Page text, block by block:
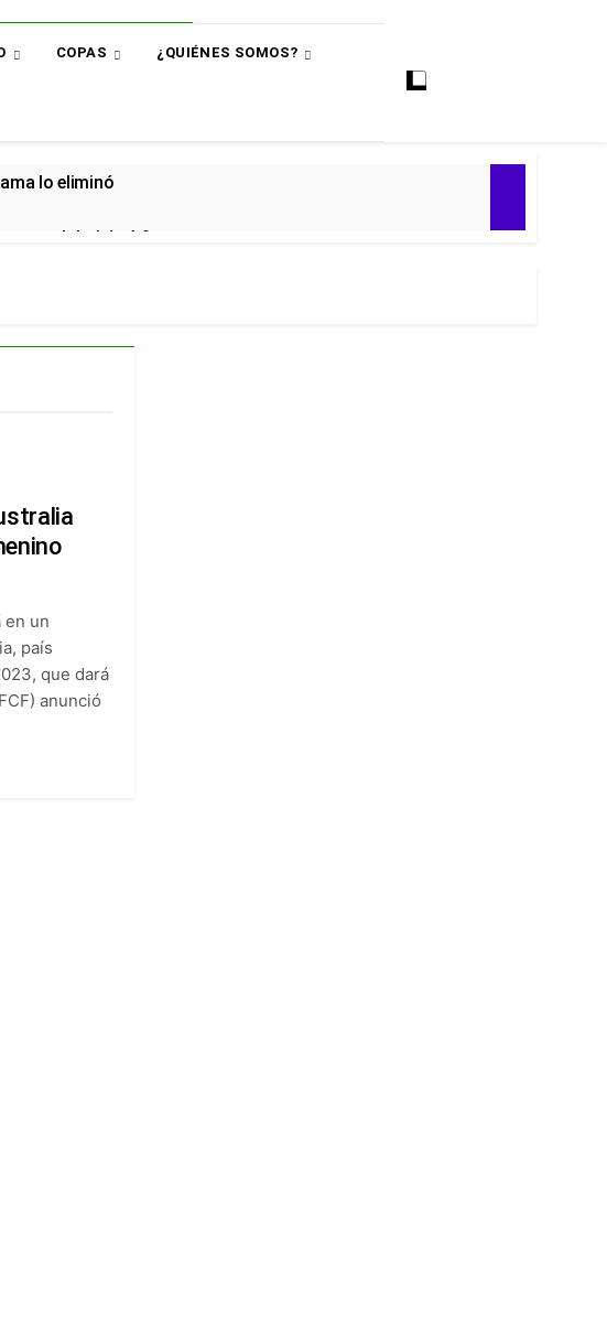
COPAS ¿QUIÉNES SOMOS?
lo eliminó
y global de 4-0
al Mundial 2030
de la Premier
sin sumar puntos
en los Juegos Centroamericanos
BetPlay
abriendo ante el Coventry
cuando ganaba 3-0 a Jaguares
en un
país
que dará
anunció